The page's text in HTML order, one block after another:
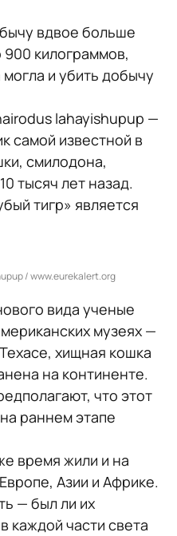
вдвое больше
килограммов,
и убить добычу
lahayishupup —
самой известной в
смилодона,
тысяч лет назад.
тигр» является
/ www.eurekalert.org
вида ученые
музеях —
хищная кошка
на континенте.
что этот
раннем этапе
время жили и на
Азии и Африке.
— был ли их
каждой части света